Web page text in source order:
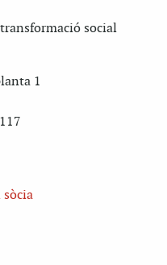
social
1
sòcia